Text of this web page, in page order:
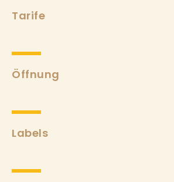
Tarife
Öffnung
Labels